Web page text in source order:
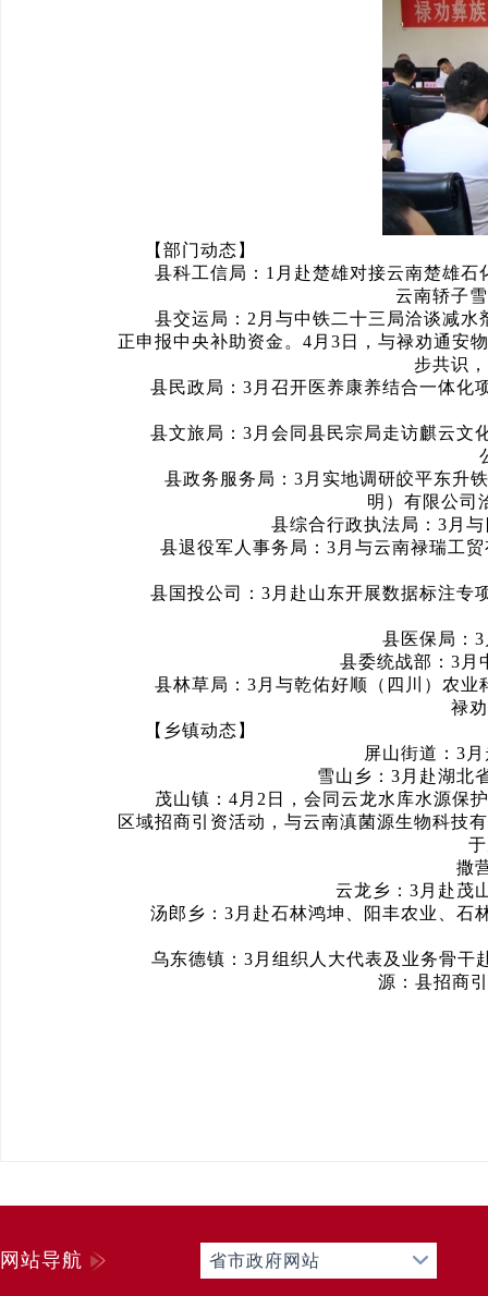
【部门动态】
县科工信局：1月赴楚雄对接云南楚雄石
云南轿子
县交运局：2月与中铁二十三局洽谈减水
正申报中央补助资金。4月3日，与禄劝通安
步共识
县民政局：3月召开医养康养结合一体化项
县文旅局：3月会同县民宗局走访麒云文化
县政务服务局：3月实地调研皎平东升铁
明）有限公司
县综合行政执法局：3月与
县退役军人事务局：3月与云南禄瑞工贸
县国投公司：3月赴山东开展数据标注专项
县医保局：3月
县委统战部：3月中
县林草局：3月与乾佑好顺（四川）农业
禄
【乡镇动态】
屏山街道：3月走
雪山乡：3月赴湖北省
茂山镇：4月2日，会同云龙水库水源保护
区域招商引资活动，与云南滇菌源生物科技
撒营
云龙乡：3月赴茂山
汤郎乡：3月赴石林鸿坤、阳丰农业、石林
乌东德镇：3月组织人大代表及业务骨干赴
源：县招商
网站导航 省市政府网站